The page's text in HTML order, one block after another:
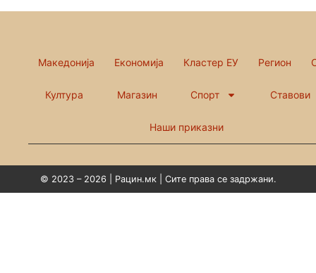
Македонија Економија Кластер ЕУ Регион
Култура Магазин Спорт Ставови
Наши приказни
© 2023 – 2026 | Рацин.мк | Сите права се задржани.